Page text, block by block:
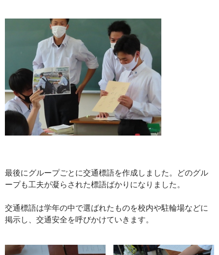
最後にグループごとに交通標語を作成しました。どのグル
ープも工夫が凝らされた標語ばかりになりました。
交通標語は学年の中で選ばれたものを校内や駐輪場などに
掲示し、交通安全を呼びかけていきます。